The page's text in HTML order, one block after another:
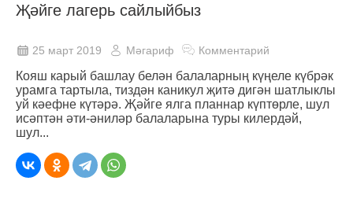
Җәйге лагерь сайлыйбыз
25 март 2019 Мәгариф Комментарий
Кояш карый башлау белән балаларның күңеле күбрәк
урамга тартыла, тиздән каникул җитә дигән шатлыклы
уй кәефне күтәрә. Җәйге ялга планнар күптөрле, шул
исәптән әти-әниләр балаларына туры килердәй,
шул...